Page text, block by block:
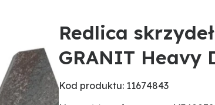
Redlica
GRANIT Heavy
Kod produktu: 11674843